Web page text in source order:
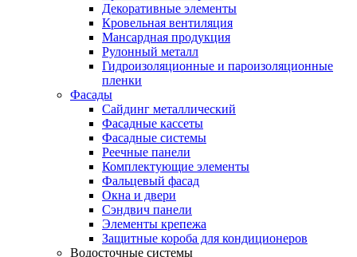
Декоративные элементы
Кровельная вентиляция
Мансардная продукция
Рулонный металл
Гидроизоляционные и пароизоляционные
пленки
Фасады
Сайдинг металлический
Фасадные кассеты
Фасадные системы
Реечные панели
Комплектующие элементы
Фальцевый фасад
Окна и двери
Сэндвич панели
Элементы крепежа
Защитные короба для кондиционеров
Водосточные системы